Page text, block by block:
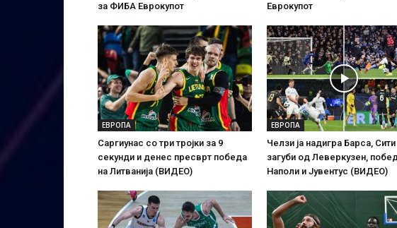
за ФИБА Еврокупот
Еврокупот
ЕВРОПА
Саргиунас со три тројки за 9
секунди и денес пресврт победа
на Литванија (ВИДЕО)
ЕВРОПА
Челзи ја надигра Барса, Сити
загуби од Леверкузен,
Наполи и Јувентус (ВИДЕО)